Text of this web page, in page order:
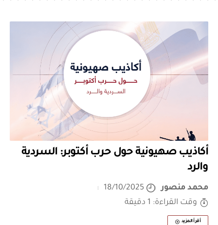
أكاذيب صهيونية حول حرب أكتوبر: السردية
والرد
محمد منصور
18/10/2025
وقت القراءة: 1 دقيقة
أقرأ المزيد